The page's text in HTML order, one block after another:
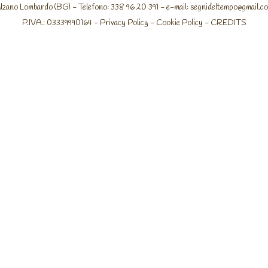
Lombardo (BG) - Telefono: 338 96 20 391 - e-mail:
P.IVA.: 03339990164 - Privacy Policy - Cookie Policy - CREDITS